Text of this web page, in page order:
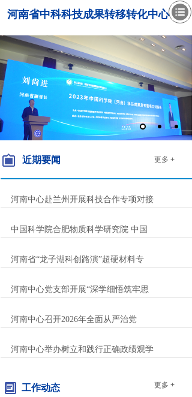
河南省中科科技成果转移转化中心
近期要闻 更多 +
河南中心赴兰州开展科技合作专项对接
中国科学院合肥物质科学研究院 中国
河南省“龙子湖科创路演”超硬材料专
河南中心党支部开展“深学细悟筑牢思
河南中心召开2026年全面从严治党
河南中心举办树立和践行正确政绩观学
更多 +
工作动态